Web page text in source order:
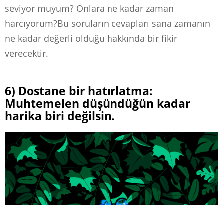
seviyor muyum? Onlara ne kadar zaman
harcıyorum?Bu soruların cevapları sana zamanın
ne kadar değerli olduğu hakkında bir fikir
verecektir.
6) Dostane bir hatırlatma:
Muhtemelen düşündüğün kadar
harika biri değilsin.